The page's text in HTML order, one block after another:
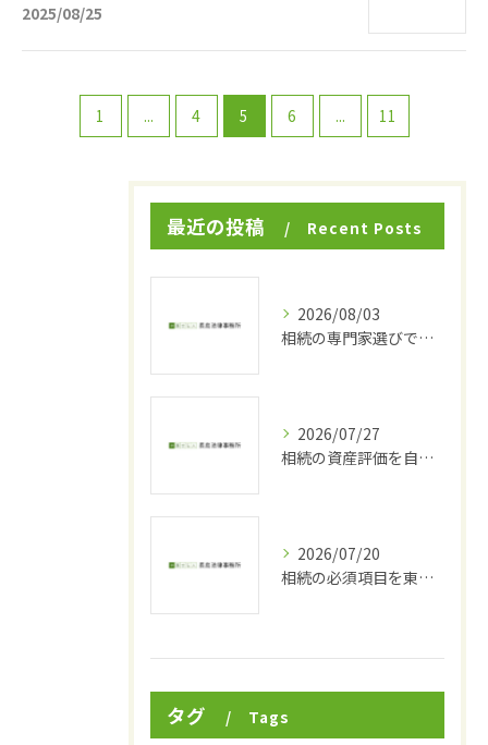
2025/08/25
1 ... 4 5 6 ... 11
最近の投稿 Recent Posts
2026/08/03
相続の専門家選びで東京都品川区小山で後悔しないための費用と頼れる相談先ガイド
2026/07/27
相続の資産評価を自力で正確に行うための実践手順と固定資産税評価額・路線価の活用法
2026/07/20
相続の必須項目を東京都品川区東中延で正確に進めるための完全ガイド
タグ Tags